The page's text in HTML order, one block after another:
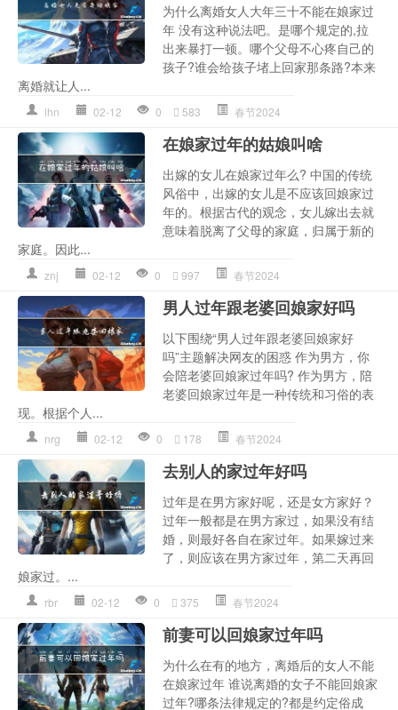
为什么离婚女人大年三十不能在娘家过
年 没有这种说法吧。是哪个规定的,拉
出来暴打一顿。哪个父母不心疼自己的
孩子?谁会给孩子堵上回家那条路?本来
离婚就让人...
lhn 02-12 0 583 春节2024
在娘家过年的姑娘叫啥
出嫁的女儿在娘家过年么? 中国的传统
风俗中，出嫁的女儿是不应该回娘家过
年的。根据古代的观念，女儿嫁出去就
意味着脱离了父母的家庭，归属于新的
家庭。因此...
znj 02-12 0 997 春节2024
男人过年跟老婆回娘家好吗
以下围绕“男人过年跟老婆回娘家好
吗”主题解决网友的困惑 作为男方，你
会陪老婆回娘家过年吗? 作为男方，陪
老婆回娘家过年是一种传统和习俗的表
现。根据个人...
nrg 02-12 0 178 春节2024
去别人的家过年好吗
过年是在男方家好呢，还是女方家好？
过年一般都是在男方家过，如果没有结
婚，则最好各自在家过年。如果嫁过来
了，则应该在男方家过年，第二天再回
娘家过。...
rbr 02-12 0 375 春节2024
前妻可以回娘家过年吗
为什么在有的地方，离婚后的女人不能
在娘家过年 谁说离婚的女子不能回娘家
过年?哪条法律规定的?都是约定俗成